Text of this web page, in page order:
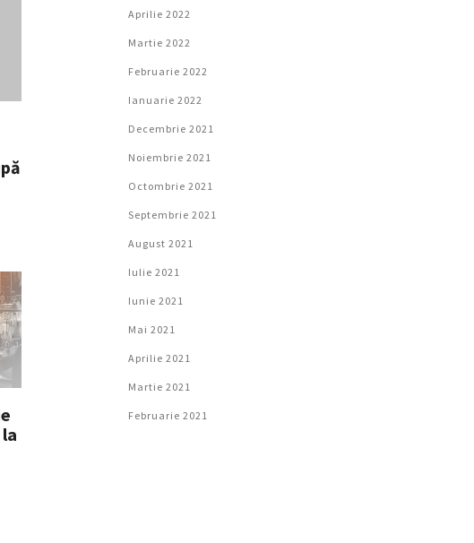
Aprilie 2022
Martie 2022
Februarie 2022
Ianuarie 2022
Decembrie 2021
Noiembrie 2021
Octombrie 2021
Septembrie 2021
August 2021
Iulie 2021
Iunie 2021
Mai 2021
Aprilie 2021
Martie 2021
Februarie 2021